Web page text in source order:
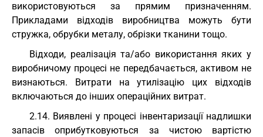
використовуються за прямим призначенням.
Прикладами відходів виробництва можуть бути
стружка, обрубки металу, обрізки тканини тощо.
Відходи, реалізація та/або використання яких у
виробничому процесі не передбачається, активом не
визнаються. Витрати на утилізацію цих відходів
включаються до інших операційних витрат.
2.14. Виявлені у процесі інвентаризації надлишки
запасів оприбутковуються за чистою вартістю